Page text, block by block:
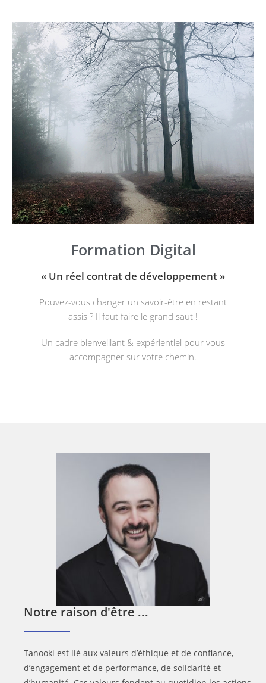
Formation Digital
« Un réel contrat de développement »
Pouvez-vous changer un savoir-être en restant
assis ? Il faut faire le grand saut !
Un cadre bienveillant & expérientiel pour vous
accompagner sur votre chemin.
Notre raison d'être ...
Tanooki est lié aux valeurs d’éthique et de confiance,
d’engagement et de performance, de solidarité et